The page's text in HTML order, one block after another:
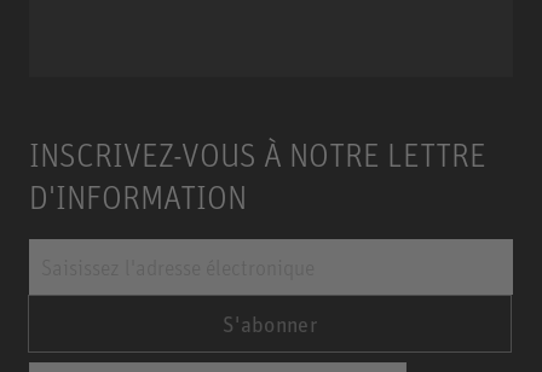
INSCRIVEZ-VOUS À NOTRE LETTRE
D'INFORMATION
S'abonner